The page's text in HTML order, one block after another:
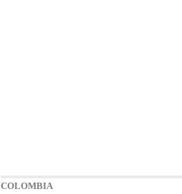
COLOMBIA